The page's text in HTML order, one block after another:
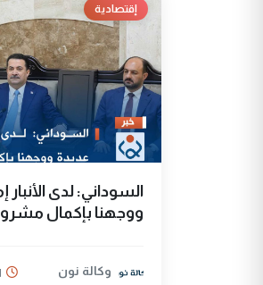
إقتصادية
السوداني: لدى
ووجهنا بإكمال
وكالة نون